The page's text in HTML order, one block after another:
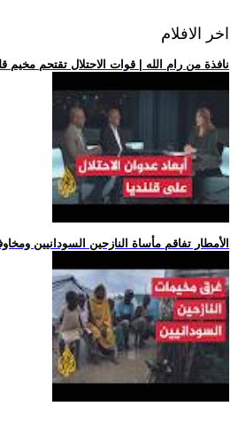
اخر الافلام
.. نافذة من رام الله | قوات الاحتلال تقتحم مخيم
.. الأمطار تفاقم مأساة النازحين السودانيين